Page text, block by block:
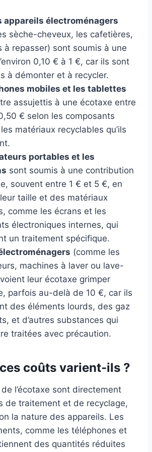
appareils électroménagers
sèche-cheveux, les cafetières,
à repasser) sont soumis à une
0,10 € à 1 €, car ils sont
à démonter et à recycler.
mobiles et les tablettes
assujettis à une écotaxe entre
€ selon les composants
matériaux recyclables qu’ils
portables et les
sont soumis à une contribution
souvent entre 1 € et 5 €, en
taille et des matériaux
comme les écrans et les
électroniques internes, qui
un traitement spécifique.
(comme les
machines à laver ou lave-
leur écotaxe grimper
parfois au-delà de 10 €, car ils
des éléments lourds, des gaz
et d’autres substances qui
traitées avec précaution.
coûts varient-ils ?
l’écotaxe sont directement
de traitement et de recyclage,
la nature des appareils. Les
comme les téléphones et
des quantités réduites